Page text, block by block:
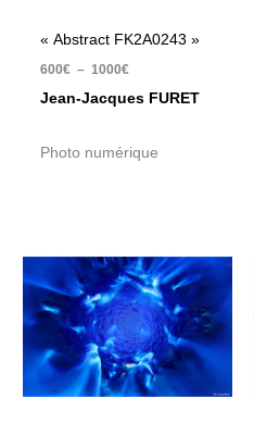
« Abstract FK2A0243 »
600€ – 1000€
Jean-Jacques FURET
Photo numérique
prix :
600€
à
1000€